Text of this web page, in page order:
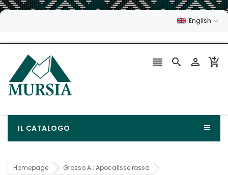
English
   
IL CATALOGO
Homepage Grosso A.: Apocalisse rossa